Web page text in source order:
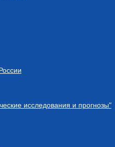
исследования и прогнозы"